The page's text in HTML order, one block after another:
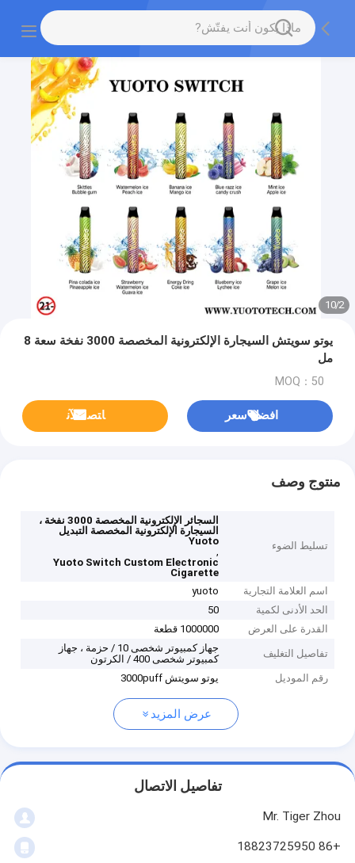
2
/
10
يوتو سويتش السيجارة الإلكترونية المخصصة 3000 نفخة سعة 8
مل
MOQ：50
افضل سعر ﺎﺘﺼﻟ ﺍﻶﻧ
منتوج وصف
تسليط الضوء
السجائر الإلكترونية المخصصة 3000 نفخة ،
السيجارة الإلكترونية المخصصة التبديل
Yuoto
,
Yuoto Switch Custom Electronic
Cigarette
اسم العلامة التجارية
yuoto
الحد الأدنى لكمية
50
القدرة على العرض
1000000 قطعة
تفاصيل التغليف
جهاز كمبيوتر شخصى 10 / حزمة ، جهاز
كمبيوتر شخصى 400 / الكرتون
رقم الموديل
يوتو سويتش 3000puff
عرض المزيد
تفاصيل الاتصال
Mr. Tiger Zhou
+86 18823725950